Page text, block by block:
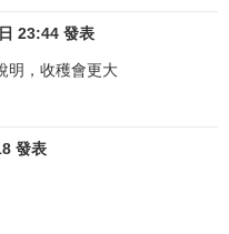
23:44 發表
明，收穫會更大
發表